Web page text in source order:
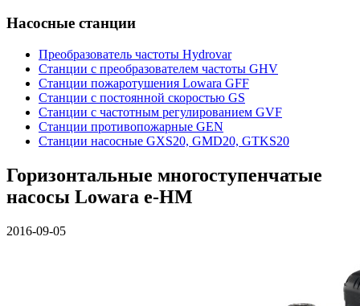
Насосные станции
Преобразователь частоты Hydrovar
Станции с преобразователем частоты GHV
Станции пожаротушения Lowara GFF
Станции с постоянной скоростью GS
Станции с частотным регулированием GVF
Станции противопожарные GEN
Станции насосные GXS20, GMD20, GTKS20
Горизонтальные многоступенчатые
насосы Lowara e-HM
2016-09-05